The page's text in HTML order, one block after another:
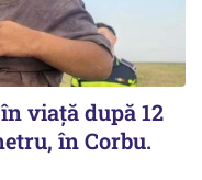
viață după 12
în Corbu.